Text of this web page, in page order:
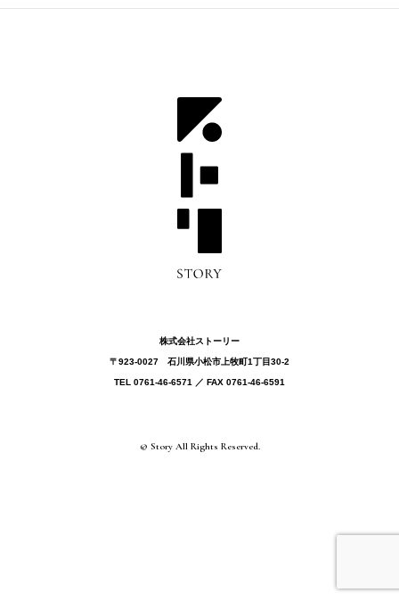
株式会社ストーリー
〒923-0027 ⽯川県⼩松市上牧町1丁目30-2
TEL 0761-46-6571 ／ FAX 0761-46-6591
© Story All Rights Reserved.